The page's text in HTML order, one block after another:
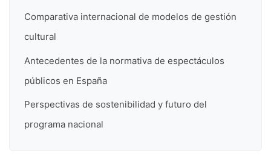
Comparativa internacional de modelos de gestión
cultural
Antecedentes de la normativa de espectáculos
públicos en España
Perspectivas de sostenibilidad y futuro del
programa nacional